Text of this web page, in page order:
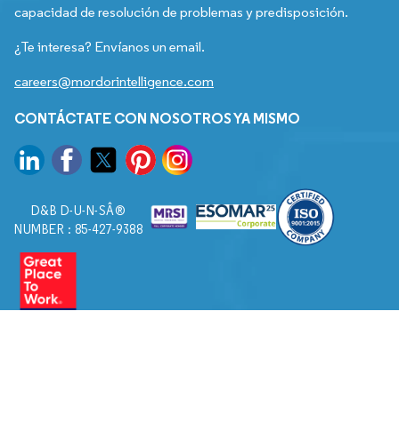
capacidad de resolución de problemas y predisposición.
¿Te interesa? Envíanos un email.
careers@mordorintelligence.com
CONTÁCTATE CON NOSOTROS YA MISMO
D&B D-U-N-SÂ®
NUMBER : 85-427-9388